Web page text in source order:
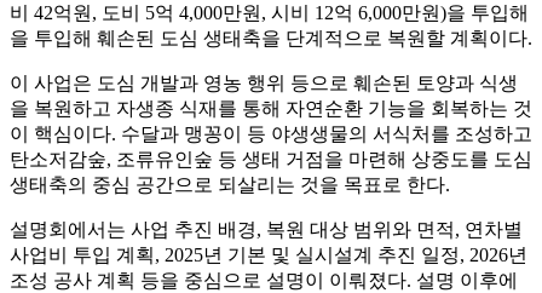
비 42억원, 도비 5억 4,000만원, 시비 12억 6,000만원)을 투입해
을 투입해 훼손된 도심 생태축을 단계적으로 복원할 계획이다.
이 사업은 도심 개발과 영농 행위 등으로 훼손된 토양과 식생
을 복원하고 자생종 식재를 통해 자연순환 기능을 회복하는 것
이 핵심이다. 수달과 맹꽁이 등 야생생물의 서식처를 조성하고
탄소저감숲, 조류유인숲 등 생태 거점을 마련해 상중도를 도심
생태축의 중심 공간으로 되살리는 것을 목표로 한다.
설명회에서는 사업 추진 배경, 복원 대상 범위와 면적, 연차별
사업비 투입 계획, 2025년 기본 및 실시설계 추진 일정, 2026년
조성 공사 계획 등을 중심으로 설명이 이뤄졌다. 설명 이후에